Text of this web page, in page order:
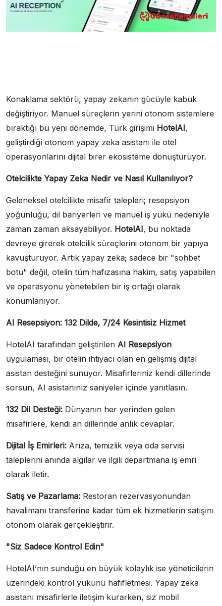
Konaklama sektörü, yapay zekanın gücüyle kabuk
değiştiriyor. Manuel süreçlerin yerini otonom sistemlere
bıraktığı bu yeni dönemde, Türk girişimi HotelAI,
geliştirdiği otonom yapay zeka asistanı ile otel
operasyonlarını dijital birer ekosisteme dönüştürüyor.
Otelcilikte Yapay Zeka Nedir ve Nasıl Kullanılıyor?
Geleneksel otelcilikte misafir talepleri; resepsiyon
yoğunluğu, dil bariyerleri ve manuel iş yükü nedeniyle
zaman zaman aksayabiliyor. HotelAI, bu noktada
devreye girerek otelcilik süreçlerini otonom bir yapıya
kavuşturuyor. Artık yapay zeka; sadece bir "sohbet
botu" değil, otelin tüm hafızasına hakim, satış yapabilen
ve operasyonu yönetebilen bir iş ortağı olarak
konumlanıyor.
AI Resepsiyon: 132 Dilde, 7/24 Kesintisiz Hizmet
HotelAI tarafından geliştirilen AI Resepsiyon
uygulaması, bir otelin ihtiyacı olan en gelişmiş dijital
asistan desteğini sunuyor. Misafirleriniz kendi dillerinde
sorsun, AI asistanınız saniyeler içinde yanıtlasın.
132 Dil Desteği: Dünyanın her yerinden gelen
misafirlere, kendi an dillerinde anlık cevaplar.
Dijital İş Emirleri: Arıza, temizlik veya oda servisi
taleplerini anında algılar ve ilgili departmana iş emri
olarak iletir.
Satış ve Pazarlama: Restoran rezervasyonundan
havalimanı transferine kadar tüm ek hizmetlerin satışını
otonom olarak gerçekleştirir.
"Siz Sadece Kontrol Edin"
HotelAI’nın sunduğu en büyük kolaylık ise yöneticilerin
üzerindeki kontrol yükünü hafifletmesi. Yapay zeka
asistanı misafirlerle iletişim kurarken, siz mobil